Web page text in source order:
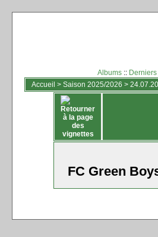
Albums ::
Accueil > Saison 2025/2026 >
FC Green